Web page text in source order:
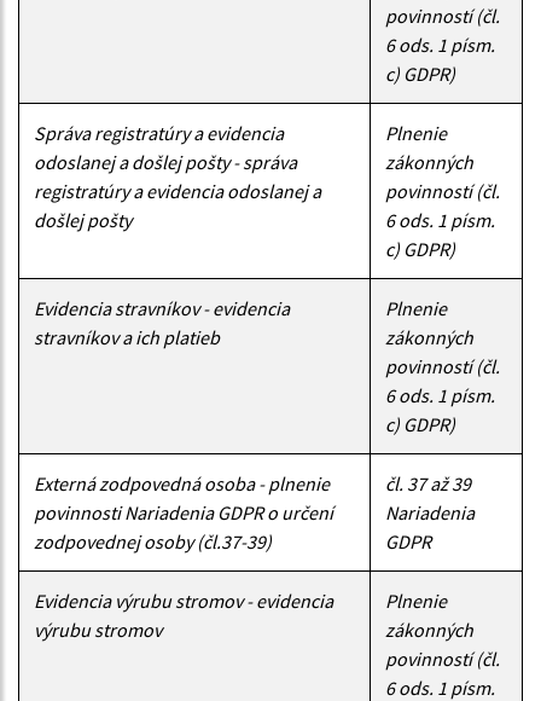
povinností (čl.
6 ods. 1 písm.
c) GDPR)
Správa registratúry a evidencia
odoslanej a došlej pošty - správa
registratúry a evidencia odoslanej a
došlej pošty
Plnenie
zákonných
povinností (čl.
6 ods. 1 písm.
c) GDPR)
Evidencia stravníkov - evidencia
stravníkov a ich platieb
Plnenie
zákonných
povinností (čl.
6 ods. 1 písm.
c) GDPR)
Externá zodpovedná osoba - plnenie
povinnosti Nariadenia GDPR o určení
zodpovednej osoby (čl.37-39)
čl. 37 až 39
Nariadenia
GDPR
Evidencia výrubu stromov - evidencia
výrubu stromov
Plnenie
zákonných
povinností (čl.
6 ods. 1 písm.